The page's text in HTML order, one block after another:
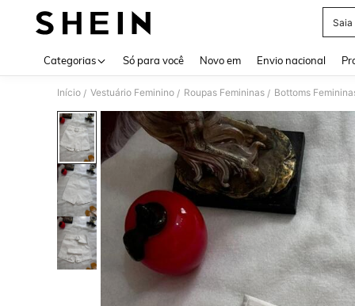
Saia
Categorias Só para você Novo em Envio nacional
Início / Vestuário Feminino / Roupas Femininas / Bottoms